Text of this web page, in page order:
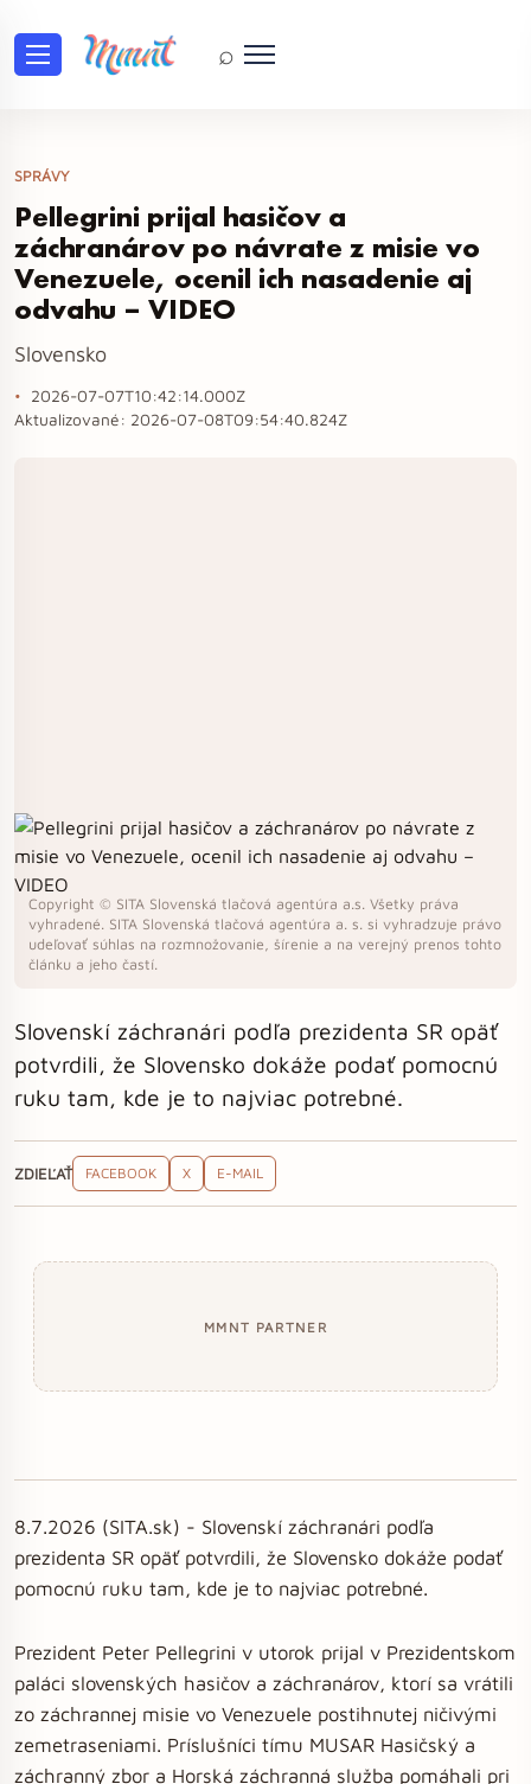
⌕
SPRÁVY
Pellegrini prijal hasičov a
záchranárov po návrate z misie vo
Venezuele, ocenil ich nasadenie aj
odvahu – VIDEO
Slovensko
2026-07-07T10:42:14.000Z
Aktualizované: 2026-07-08T09:54:40.824Z
Copyright © SITA Slovenská tlačová agentúra a.s. Všetky práva
vyhradené. SITA Slovenská tlačová agentúra a. s. si vyhradzuje právo
udeľovať súhlas na rozmnožovanie, šírenie a na verejný prenos tohto
článku a jeho častí.
Slovenskí záchranári podľa prezidenta SR opäť
potvrdili, že Slovensko dokáže podať pomocnú
ruku tam, kde je to najviac potrebné.
ZDIEĽAŤ FACEBOOK X E-MAIL
MMNT PARTNER
8.7.2026 (SITA.sk) - Slovenskí záchranári podľa
prezidenta SR opäť potvrdili, že Slovensko dokáže podať
pomocnú ruku tam, kde je to najviac potrebné.
Prezident Peter Pellegrini v utorok prijal v Prezidentskom
paláci slovenských hasičov a záchranárov, ktorí sa vrátili
zo záchrannej misie vo Venezuele postihnutej ničivými
zemetraseniami. Príslušníci tímu MUSAR Hasičský a
záchranný zbor a Horská záchranná služba pomáhali pri